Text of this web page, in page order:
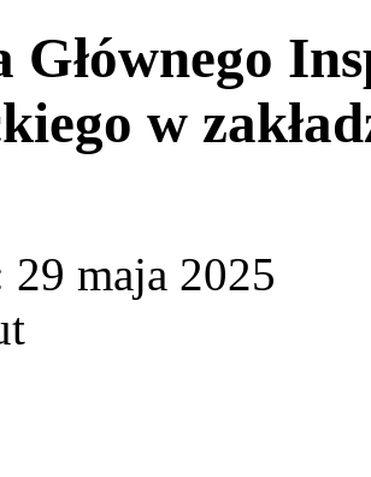
Głównego
w
29 maja 2025